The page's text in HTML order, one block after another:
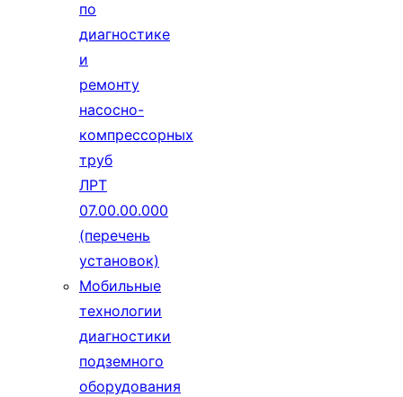
по
диагностике
и
ремонту
насосно-
компрессорных
труб
ЛРТ
07.00.00.000
(перечень
установок)
Мобильные
технологии
диагностики
подземного
оборудования